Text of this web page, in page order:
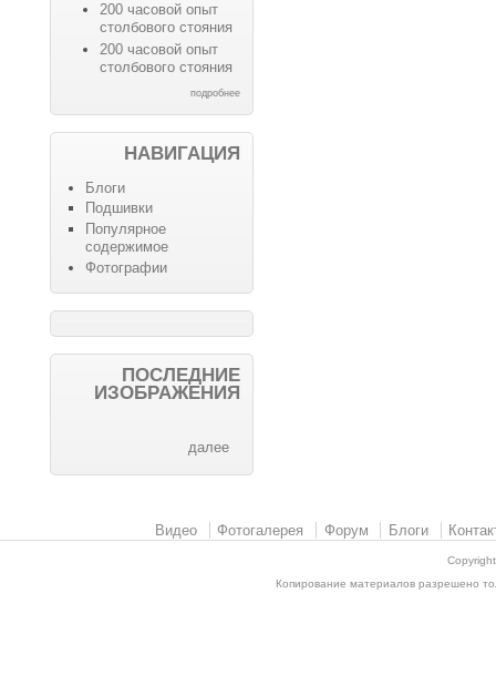
200 часовой опыт
столбового стояния
200 часовой опыт
столбового стояния
подробнее
НАВИГАЦИЯ
Блоги
Подшивки
Популярное
содержимое
Фотографии
ПОСЛЕДНИЕ
ИЗОБРАЖЕНИЯ
далее
Видео Фотогалерея Форум Блоги
Копирование материалов разрешено